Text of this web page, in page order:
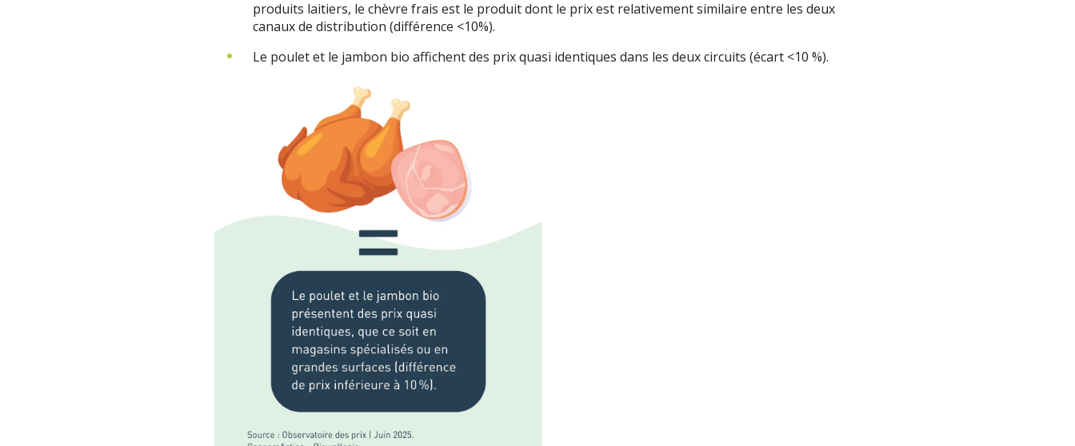
produits laitiers, le chèvre frais est le produit dont le prix est relativement similaire entre les deux
canaux de distribution (différence <10%).
Le poulet et le jambon bio affichent des prix quasi identiques dans les deux circuits (écart <10 %).